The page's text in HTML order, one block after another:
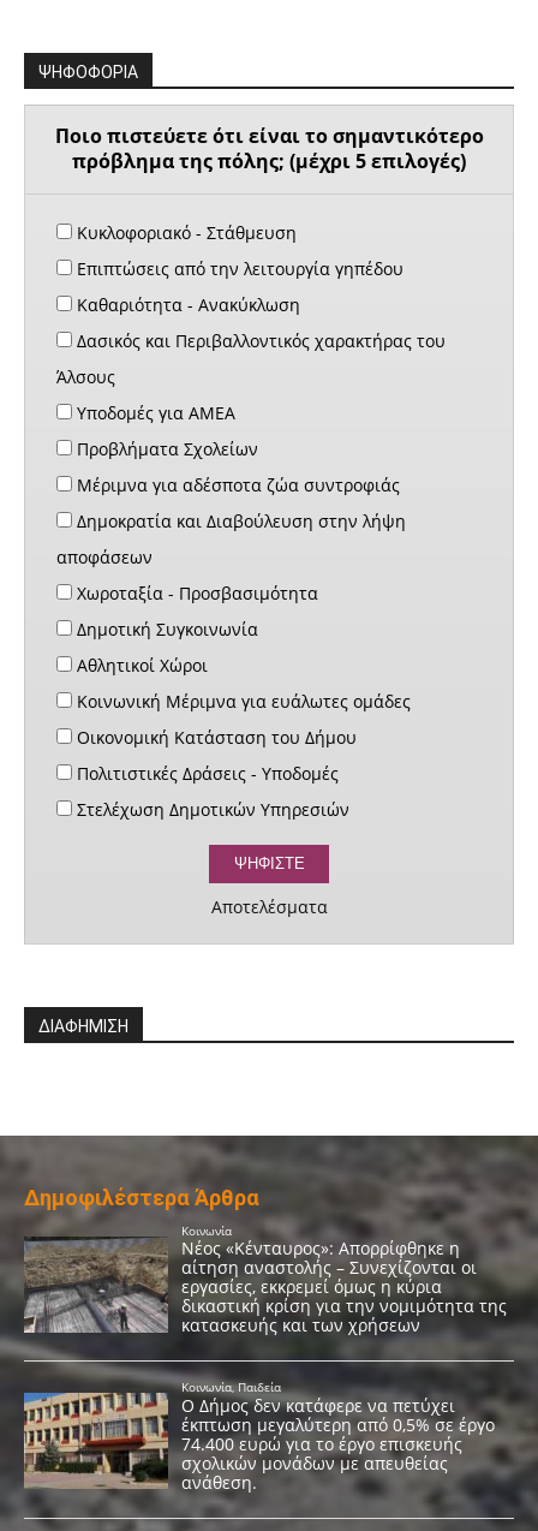
ΨΗΦΟΦΟΡΙΑ
Ποιο πιστεύετε ότι είναι το σημαντικότερο
πρόβλημα της πόλης; (μέχρι 5 επιλογές)
Κυκλοφοριακό - Στάθμευση
Επιπτώσεις από την λειτουργία γηπέδου
Καθαριότητα - Ανακύκλωση
Δασικός και Περιβαλλοντικός χαρακτήρας του
Άλσους
Υποδομές για ΑΜΕΑ
Προβλήματα Σχολείων
Μέριμνα για αδέσποτα ζώα συντροφιάς
Δημοκρατία και Διαβούλευση στην λήψη
αποφάσεων
Χωροταξία - Προσβασιμότητα
Δημοτική Συγκοινωνία
Αθλητικοί Χώροι
Κοινωνική Μέριμνα για ευάλωτες ομάδες
Οικονομική Κατάσταση του Δήμου
Πολιτιστικές Δράσεις - Υποδομές
Στελέχωση Δημοτικών Υπηρεσιών
Αποτελέσματα
ΔΙΑΦΗΜΙΣΗ
Δημοφιλέστερα Άρθρα